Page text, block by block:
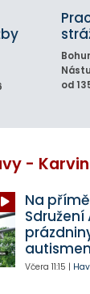
od
-
Na
Sdružení
Včera 11:15 |